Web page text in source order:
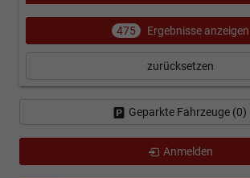
475 Ergebnisse anzeigen
zurücksetzen
Geparkte Fahrzeuge (0)
Anmelden